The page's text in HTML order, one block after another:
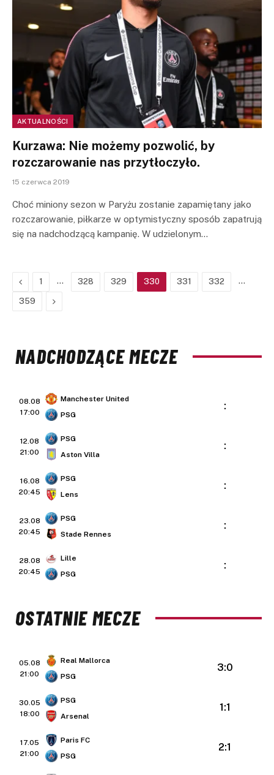
AKTUALNOŚCI
Kurzawa: Nie możemy pozwolić, by
rozczarowanie nas przytłoczyło.
15 czerwca 2019
Choć miniony sezon w Paryżu zostanie zapamiętany jako
rozczarowanie, piłkarze w optymistyczny sposób zapatrują
się na nadchodzącą kampanię. W udzielonym…
Previous
1 … 328 329 330 331 332 …
359 Next
NADCHODZĄCE MECZE
08.08
17:00
Manchester United
PSG
:
12.08
21:00
PSG
Aston Villa
:
16.08
20:45
PSG
Lens
:
23.08
20:45
PSG
Stade Rennes
:
28.08
20:45
Lille
PSG
:
OSTATNIE MECZE
05.08
21:00
Real Mallorca
PSG
3:0
30.05
18:00
PSG
Arsenal
1:1
17.05
21:00
Paris FC
PSG
2:1